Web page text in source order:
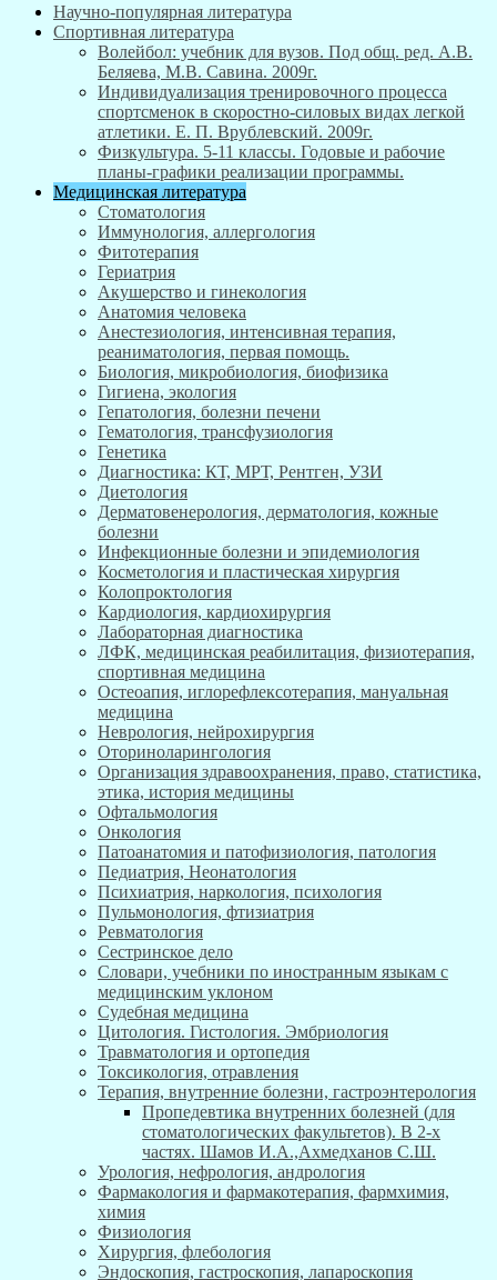
Научно-популярная литература
Спортивная литература
Волейбол: учебник для вузов. Под общ. ред. А.В.
Беляева, М.В. Савина. 2009г.
Индивидуализация тренировочного процесса
спортсменок в скоростно-силовых видах легкой
атлетики. Е. П. Врублевский. 2009г.
Физкультура. 5-11 классы. Годовые и рабочие
планы-графики реализации программы.
Медицинская литература
Стоматология
Иммунология, аллергология
Фитотерапия
Гериатрия
Акушерство и гинекология
Анатомия человека
Анестезиология, интенсивная терапия,
реаниматология, первая помощь.
Биология, микробиология, биофизика
Гигиена, экология
Гепатология, болезни печени
Гематология, трансфузиология
Генетика
Диагностика: КТ, МРТ, Рентген, УЗИ
Диетология
Дерматовенерология, дерматология, кожные
болезни
Инфекционные болезни и эпидемиология
Косметология и пластическая хирургия
Колопроктология
Кардиология, кардиохирургия
Лабораторная диагностика
ЛФК, медицинская реабилитация, физиотерапия,
спортивная медицина
Остеоапия, иглорефлексотерапия, мануальная
медицина
Неврология, нейрохирургия
Оториноларингология
Организация здравоохранения, право, статистика,
этика, история медицины
Офтальмология
Онкология
Патоанатомия и патофизиология, патология
Педиатрия, Неонатология
Психиатрия, наркология, психология
Пульмонология, фтизиатрия
Ревматология
Сестринское дело
Словари, учебники по иностранным языкам с
медицинским уклоном
Судебная медицина
Цитология. Гистология. Эмбриология
Травматология и ортопедия
Токсикология, отравления
Терапия, внутренние болезни, гастроэнтерология
Пропедевтика внутренних болезней (для
стоматологических факультетов). В 2-х
частях. Шамов И.А.,Ахмедханов С.Ш.
Урология, нефрология, андрология
Фармакология и фармакотерапия, фармхимия,
химия
Физиология
Хирургия, флебология
Эндоскопия, гастроскопия, лапароскопия